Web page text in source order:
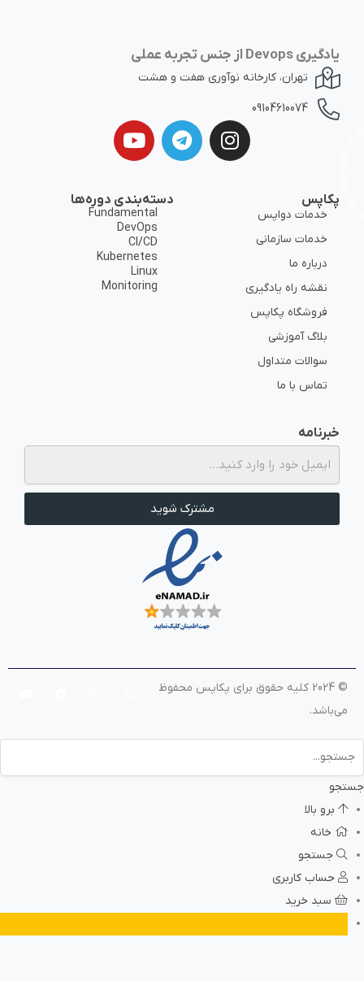
یادگیری Devops از جنس تجربه عملی
تهران، کارخانه نوآوری هفت و هشت
09104610074
پکاپس
خدمات دواپس
خدمات سازمانی
درباره ما
نقشه راه یادگیری
فروشگاه پکاپس
بلاگ آموزشی
سوالات متداول
تماس با ما
دسته‌بندی دوره‌ها
Fundamental
DevOps
CI/CD
Kubernetes
Linux
Monitoring
خبرنامه
از برگزاری دوره‌ها و رویدادهای پکاپس زودتر از همه با خبر شوید.
مشترک شوید
© 2024 کلیه حقوق برای پکاپس محفوظ
می‌باشد.
جستجو
برو بالا
خانه
جستجو
حساب کاربری
سبد خرید